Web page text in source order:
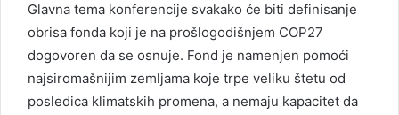
Glavna tema konferencije svakako će biti definisanje
obrisa fonda koji je na prošlogodišnjem COP27
dogovoren da se osnuje. Fond je namenjen pomoći
najsiromašnijim zemljama koje trpe veliku štetu od
posledica klimatskih promena, a nemaju kapacitet da